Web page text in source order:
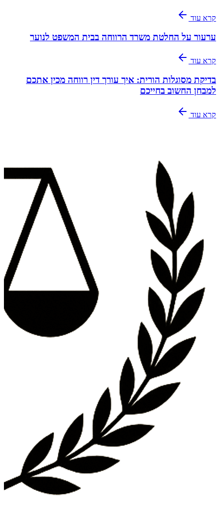
קרא עוד
ערעור על החלטת משרד הרווחה בבית המשפט לנוער
קרא עוד
בדיקת מסוגלות הורית: איך עורך דין רווחה מכין אתכם
למבחן החשוב בחייכם
קרא עוד